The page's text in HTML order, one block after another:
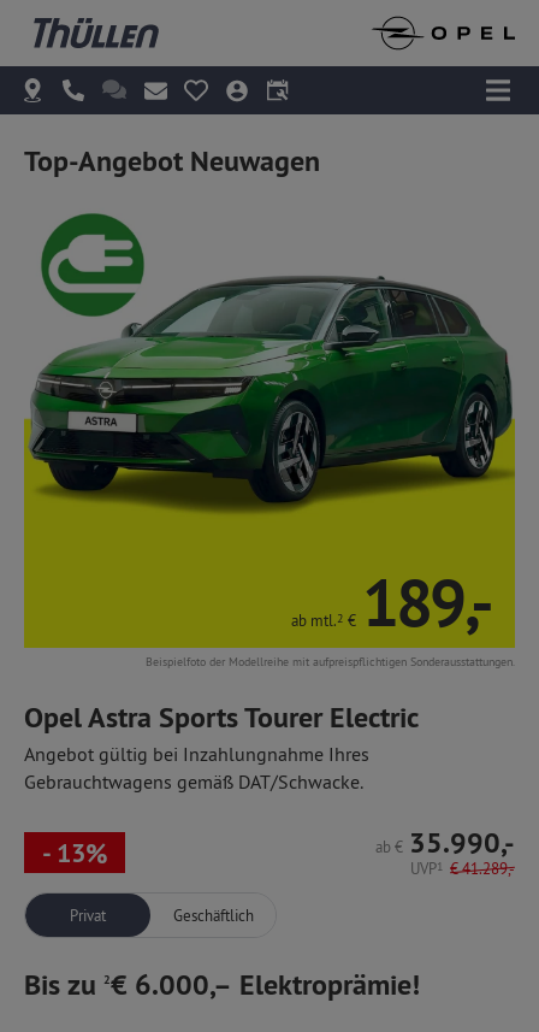
Top-Angebot Neuwagen
ab mtl.2 € 189,-
Beispielfoto der Modellreihe mit aufpreispflichtigen Sonderausstattungen.
Opel Astra Sports Tourer Electric
Angebot gültig bei Inzahlungnahme Ihres
Gebrauchtwagens gemäß DAT/Schwacke.
- 13% ab € 35.990,-
UVP1 €41.289,-
Privat Geschäftlich
Bis zu 2€ 6.000,– Elektroprämie!